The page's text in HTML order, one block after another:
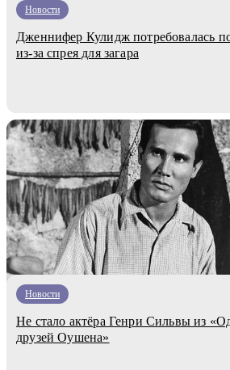
Новости
Дженнифер Кулидж потребовалась
из-за спрея для загара
Новости
Не стало актёра Генри Сильвы из
друзей Оушена»